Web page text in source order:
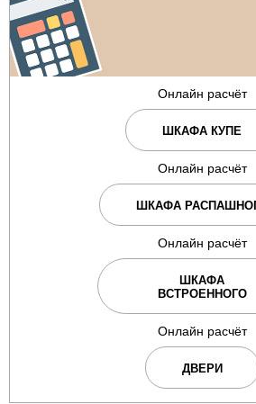
Онлайн расчёт
ШКАФА КУПЕ
Онлайн расчёт
ШКАФА
Онлайн расчёт
ШКАФА
ВСТРОЕННОГО
Онлайн расчёт
ДВЕРИ